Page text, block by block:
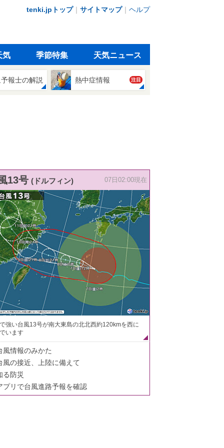
tenki.jpトップ｜ サイトマップ｜ ヘルプ
気 季節特集 天気ニュース
報士の解説 熱中症情報 注目
13号 (ドルフィン) 07日02:00現在
強い台風13号が南大東島の北北西約120kmを西に
います
風情報のみかた
風の接近、上陸に備えて
る防災
プリで台風進路予報を確認